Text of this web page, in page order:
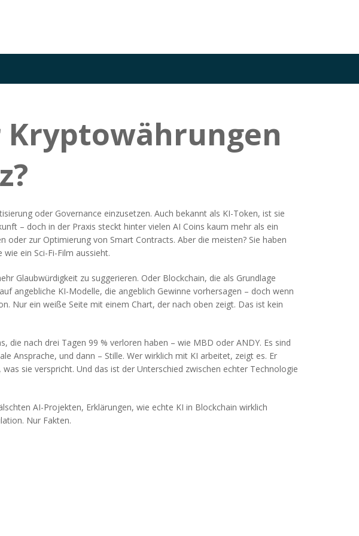
Kryptowährungen
oder Governance einzusetzen. Auch bekannt als KI-Token, ist sie
– doch in der Praxis steckt hinter vielen AI Coins kaum mehr als ein
zur Optimierung von Smart Contracts. Aber die meisten? Sie haben
ein Sci-Fi-Film aussieht.
Glaubwürdigkeit zu suggerieren. Oder Blockchain, die als Grundlage
angebliche KI-Modelle, die angeblich Gewinne vorhersagen – doch wenn
Nur ein weiße Seite mit einem Chart, der nach oben zeigt. Das ist kein
nach drei Tagen 99 % verloren haben – wie MBD oder ANDY. Es sind
Ansprache, und dann – Stille. Wer wirklich mit KI arbeitet, zeigt es. Er
sie verspricht. Und das ist der Unterschied zwischen echter Technologie
AI-Projekten, Erklärungen, wie echte KI in Blockchain wirklich
Nur Fakten.